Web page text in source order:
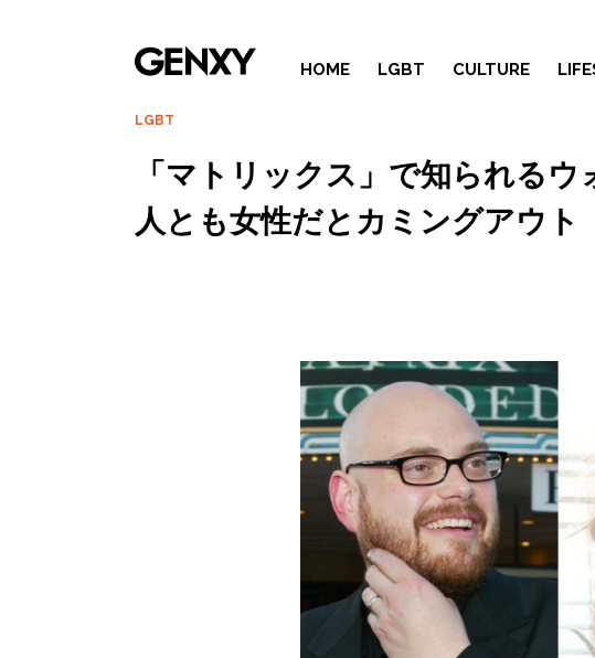
HOME LGBT CULTURE
LGBT
「マトリックス」で知られる
人とも女性だとカミングアウト